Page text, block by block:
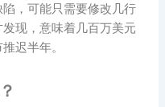
，可能只需要修改几行
现，意味着几百万美元
迟半年。